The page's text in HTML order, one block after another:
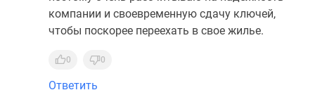
компании и своевременную сдачу ключей,
чтобы поскорее переехать в свое жилье.
0 0
Ответить